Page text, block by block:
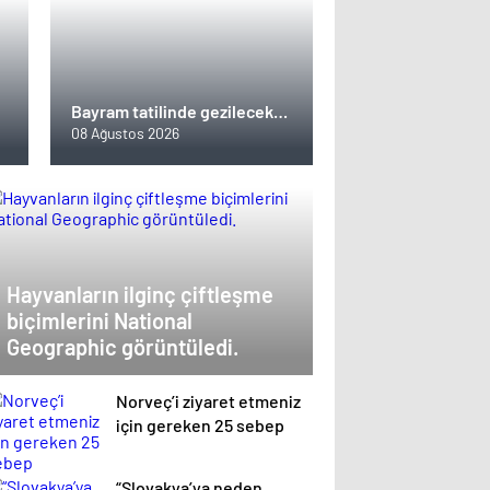
Bayram tatilinde gezilecek
yerler
08 Ağustos 2026
Hayvanların ilginç çiftleşme
biçimlerini National
Geographic görüntüledi.
Norveç’i ziyaret etmeniz
için gereken 25 sebep